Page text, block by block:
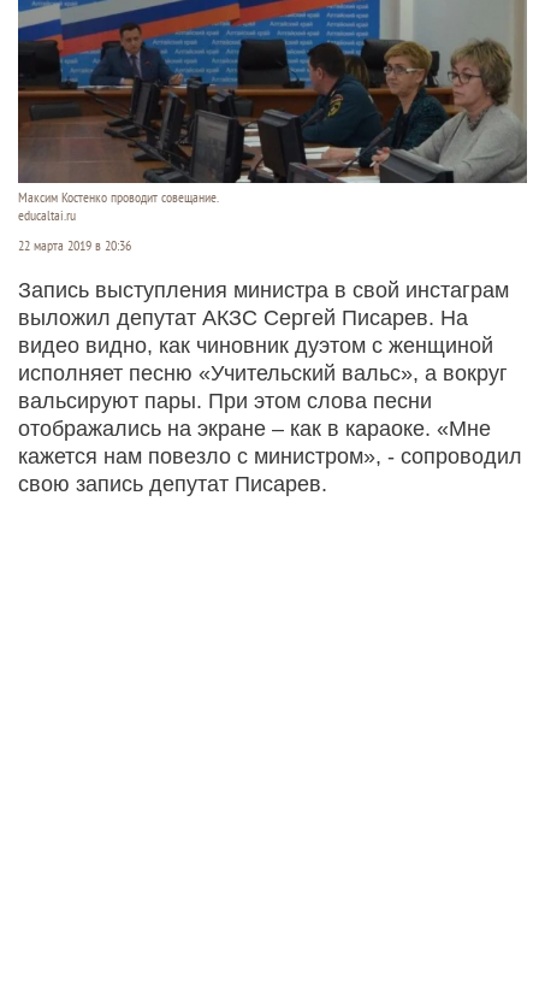
Максим Костенко проводит совещание.
educaltai.ru
22 марта 2019 в 20:36
Запись выступления министра в свой инстаграм
выложил депутат АКЗС Сергей Писарев. На
видео видно, как чиновник дуэтом с женщиной
исполняет песню «Учительский вальс», а вокруг
вальсируют пары. При этом слова песни
отображались на экране – как в караоке. «Мне
кажется нам повезло с министром», - сопроводил
свою запись депутат Писарев.